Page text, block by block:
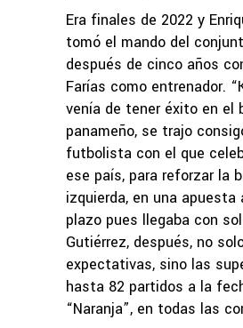
Era finales de 2022 y
tomó el mando del
después de cinco años
Farías como entrenador.
venía de tener éxito en el
panameño, se trajo
futbolista con el que
ese país, para reforzar la
izquierda, en una apuesta
plazo pues llegaba con
Gutiérrez, después, no
expectativas, sino las
hasta 82 partidos a la
“Naranja”, en todas las